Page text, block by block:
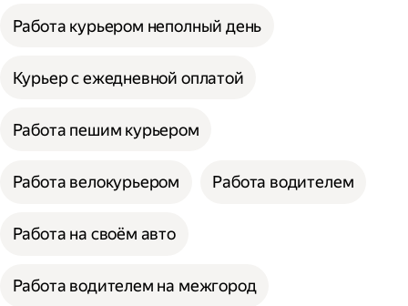
Работа курьером неполный день
Курьер с ежедневной оплатой
Работа пешим курьером
Работа велокурьером Работа водителем
Работа на своём авто
Работа водителем на межгород